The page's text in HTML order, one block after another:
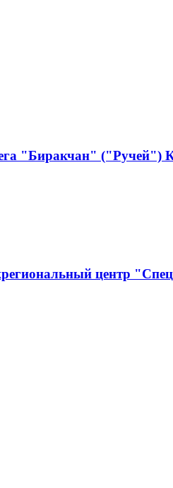
"Биракчан" ("Ручей")
центр